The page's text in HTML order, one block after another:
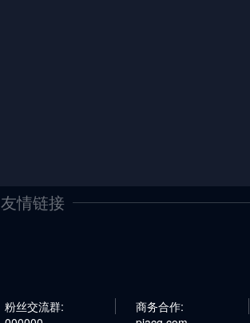
友情链接
粉丝交流群:
商务合作: